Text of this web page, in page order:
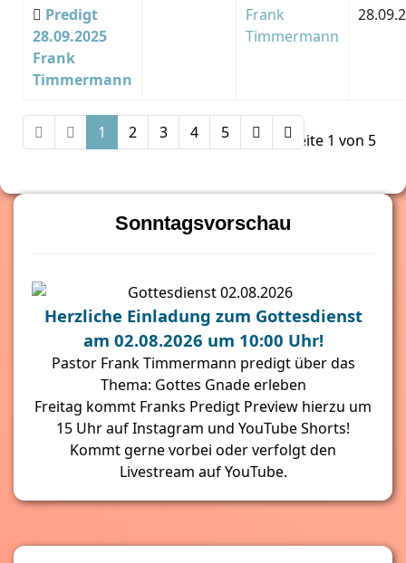
Predigt
28.09.2025
Frank
Timmermann
Frank
Timmermann
Seite 1 von 5
1 2 3 4 5
Sonntagsvorschau
Herzliche Einladung zum Gottesdienst
am 02.08.2026 um 10:00 Uhr!
Pastor Frank Timmermann predigt über das
Thema: Gottes Gnade erleben
Freitag kommt Franks Predigt Preview hierzu um
15 Uhr auf Instagram und YouTube Shorts!
Kommt gerne vorbei oder verfolgt den
Livestream auf YouTube.